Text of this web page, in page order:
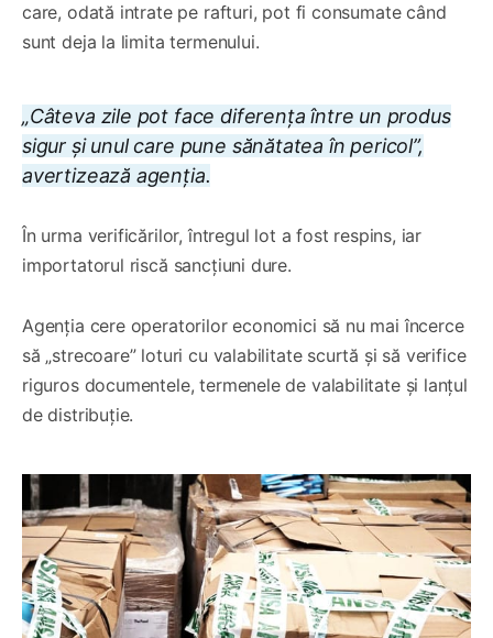
care, odată intrate pe rafturi, pot fi consumate când
sunt deja la limita termenului.
„Câteva zile pot face diferența între un produs
sigur și unul care pune sănătatea în pericol”,
avertizează agenția.
În urma verificărilor, întregul lot a fost respins, iar
importatorul riscă sancțiuni dure.
Agenția cere operatorilor economici să nu mai încerce
să „strecoare” loturi cu valabilitate scurtă și să verifice
riguros documentele, termenele de valabilitate și lanțul
de distribuție.